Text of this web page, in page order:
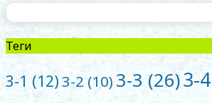
Теги
3-1 (12)3-2 (10) 3-3 (26)3-4